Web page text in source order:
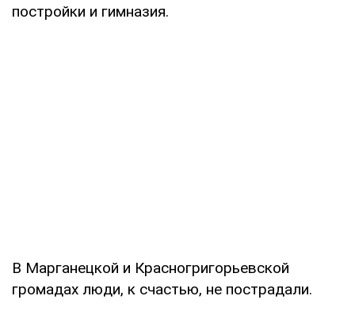
постройки и гимназия.
В Марганецкой и Красногригорьевской
громадах люди, к счастью, не пострадали.